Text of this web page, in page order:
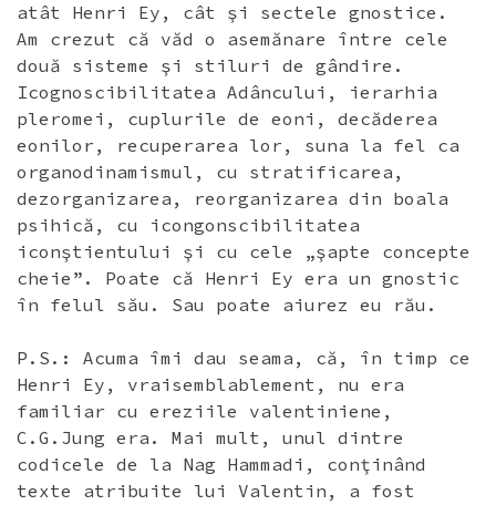
atât Henri Ey, cât şi sectele gnostice.
Am crezut că văd o asemănare între cele
două sisteme şi stiluri de gândire.
Icognoscibilitatea Adâncului, ierarhia
pleromei, cuplurile de eoni, decăderea
eonilor, recuperarea lor, suna la fel ca
organodinamismul, cu stratificarea,
dezorganizarea, reorganizarea din boala
psihică, cu icongonscibilitatea
iconştientului şi cu cele „şapte concepte
cheie”. Poate că Henri Ey era un gnostic
în felul său. Sau poate aiurez eu rău.
P.S.: Acuma îmi dau seama, că, în timp ce
Henri Ey, vraisemblablement, nu era
familiar cu ereziile valentiniene,
C.G.Jung era. Mai mult, unul dintre
codicele de la Nag Hammadi, conţinând
texte atribuite lui Valentin, a fost